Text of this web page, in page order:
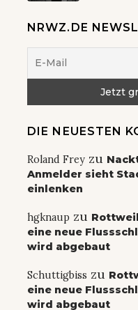
NRWZ.DE
DIE NEUESTEN
Roland Frey zu
Anmelder sieht
einlenken
hgknaup zu
eine neue
wird abgebaut
Schuttigbiss zu
eine neue
wird abgebaut